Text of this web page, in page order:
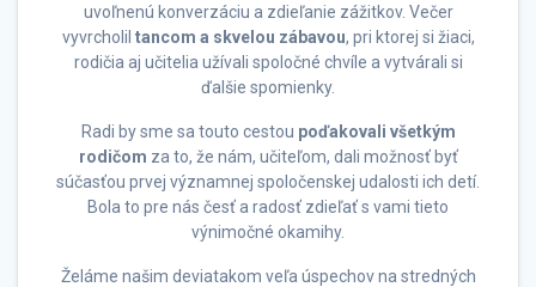
uvoľnenú konverzáciu a zdieľanie zážitkov. Večer
vyvrcholil tancom a skvelou zábavou, pri ktorej si žiaci,
rodičia aj učitelia užívali spoločné chvíle a vytvárali si
ďalšie spomienky.
Radi by sme sa touto cestou poďakovali všetkým
rodičom za to, že nám, učiteľom, dali možnosť byť
súčasťou prvej významnej spoločenskej udalosti ich detí.
Bola to pre nás česť a radosť zdieľať s vami tieto
výnimočné okamihy.
Želáme našim deviatakom veľa úspechov na stredných